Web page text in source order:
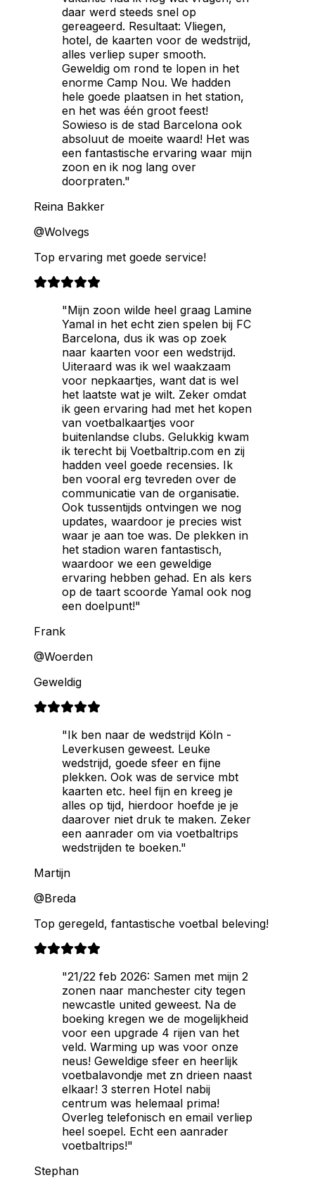
daar werd steeds snel op
gereageerd. Resultaat: Vliegen,
hotel, de kaarten voor de wedstrijd,
alles verliep super smooth.
Geweldig om rond te lopen in het
enorme Camp Nou. We hadden
hele goede plaatsen in het station,
en het was één groot feest!
Sowieso is de stad Barcelona ook
absoluut de moeite waard! Het was
een fantastische ervaring waar mijn
zoon en ik nog lang over
doorpraten."
Reina Bakker
@Wolvegs
Top ervaring met goede service!
"Mijn zoon wilde heel graag Lamine
Yamal in het echt zien spelen bij FC
Barcelona, dus ik was op zoek
naar kaarten voor een wedstrijd.
Uiteraard was ik wel waakzaam
voor nepkaartjes, want dat is wel
het laatste wat je wilt. Zeker omdat
ik geen ervaring had met het kopen
van voetbalkaartjes voor
buitenlandse clubs. Gelukkig kwam
ik terecht bij Voetbaltrip.com en zij
hadden veel goede recensies. Ik
ben vooral erg tevreden over de
communicatie van de organisatie.
Ook tussentijds ontvingen we nog
updates, waardoor je precies wist
waar je aan toe was. De plekken in
het stadion waren fantastisch,
waardoor we een geweldige
ervaring hebben gehad. En als kers
op de taart scoorde Yamal ook nog
een doelpunt!"
Frank
@Woerden
Geweldig
"Ik ben naar de wedstrijd Köln -
Leverkusen geweest. Leuke
wedstrijd, goede sfeer en fijne
plekken. Ook was de service mbt
kaarten etc. heel fijn en kreeg je
alles op tijd, hierdoor hoefde je je
daarover niet druk te maken. Zeker
een aanrader om via voetbaltrips
wedstrijden te boeken."
Martijn
@Breda
Top geregeld, fantastische voetbal beleving!
"21/22 feb 2026: Samen met mijn 2
zonen naar manchester city tegen
newcastle united geweest. Na de
boeking kregen we de mogelijkheid
voor een upgrade 4 rijen van het
veld. Warming up was voor onze
neus! Geweldige sfeer en heerlijk
voetbalavondje met zn drieen naast
elkaar! 3 sterren Hotel nabij
centrum was helemaal prima!
Overleg telefonisch en email verliep
heel soepel. Echt een aanrader
voetbaltrips!"
Stephan